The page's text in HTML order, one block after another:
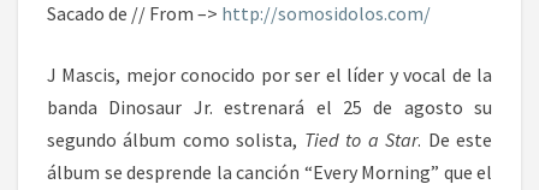
Sacado de // From –> http://somosidolos.com/
J Mascis, mejor conocido por ser el líder y vocal de la
banda Dinosaur Jr. estrenará el 25 de agosto su
segundo álbum como solista, Tied to a Star. De este
álbum se desprende la canción “Every Morning” que el